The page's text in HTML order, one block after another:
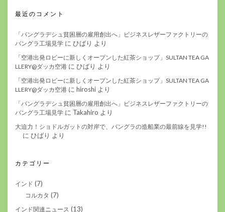
最近のコメント
「バングラデシュ貧困層の雇用創出へ」ビジネスレザーファクトリーの
バングラ工場見学 に ひばり より
「空港出発ロビーに新しくオープンした紅茶ショップ」SULTAN TEA GA
LLERY@ダッカ空港 に ひばり より
「空港出発ロビーに新しくオープンした紅茶ショップ」SULTAN TEA GA
LLERY@ダッカ空港 に hiroshi より
「バングラデシュ貧困層の雇用創出へ」ビジネスレザーファクトリーの
バングラ工場見学 に Takahiro より
大迫力！ショドルガットの対岸で、バングラの造船業の最前線を見学!!
に ひばり より
カテゴリー
インド (7)
コルカタ (7)
インド関連ニュース (13)